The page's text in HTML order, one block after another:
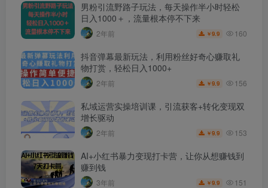
男粉引流野路子玩法，每天操作半小时轻松
日入1000＋，流量根本停不下来
2年前 ￥9.9 160
抖音弹幕最新玩法，利用粉丝好奇心赚取礼
物打赏，轻松日入1000+
2年前 ￥9.9 156
私域运营实操培训课，引流获客+转化变现双
增长驱动
2年前 ￥9.9 153
AI+小红书暴力变现打卡营，让你从想赚钱到
赚到钱
3年前 ￥9.9 151